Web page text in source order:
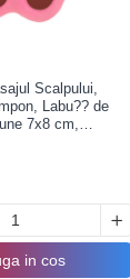
Scalpului,
Labu?? de
7x8 cm,
Curata a
in cos